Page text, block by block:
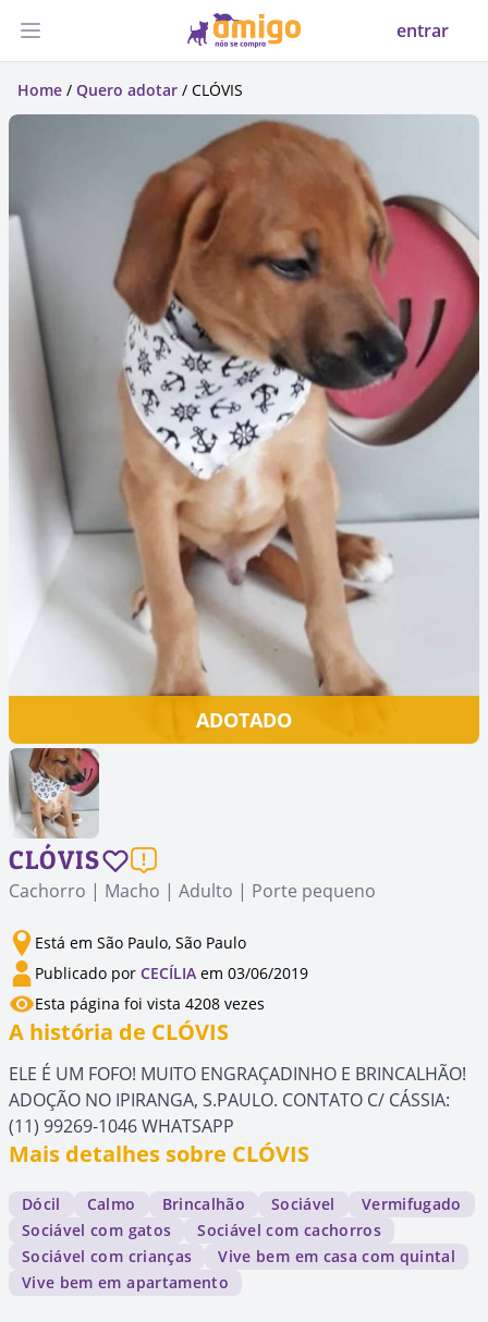
Abrir menu entrar
Home / Quero adotar / CLÓVIS
ADOTADO
CLÓVIS
Cachorro | Macho | Adulto | Porte pequeno
Está em São Paulo, São Paulo
Publicado por CECÍLIA em 03/06/2019
Esta página foi vista 4208 vezes
A história de CLÓVIS
ELE É UM FOFO! MUITO ENGRAÇADINHO E BRINCALHÃO!
ADOÇÃO NO IPIRANGA, S.PAULO. CONTATO C/ CÁSSIA:
(11) 99269-1046 WHATSAPP
Mais detalhes sobre CLÓVIS
Dócil Calmo Brincalhão Sociável
Vermifugado
Sociável com gatos
Sociável com cachorros
Sociável com crianças
Vive bem em casa com quintal
Vive bem em apartamento